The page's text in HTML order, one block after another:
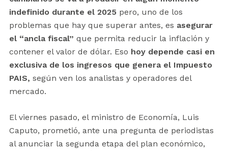
indefinido durante el 2025pero, uno de los
problemas que hay que superar antes, es asegurar
el “ancla fiscal” que permita reducir la inflación y
contener el valor de dólar. Eso hoy depende casi en
exclusiva de los ingresos que genera el Impuesto
PAIS, según ven los analistas y operadores del
mercado.
El viernes pasado, el ministro de Economía, Luis
Caputo, prometió, ante una pregunta de periodistas
al anunciar la segunda etapa del plan económico,